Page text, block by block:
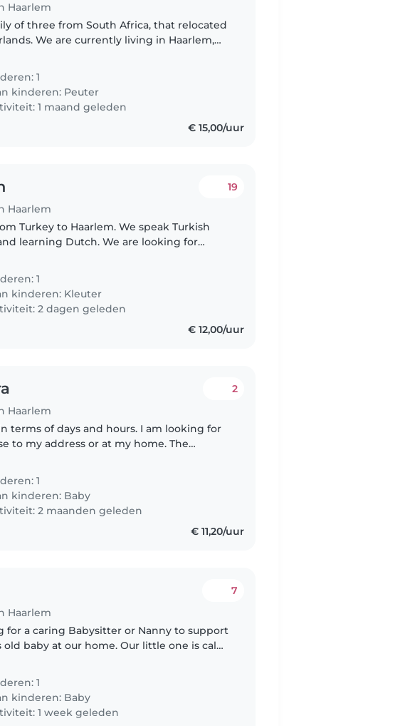
Haarlem
of three from South Africa, that relocated
We are currently living in Haarlem,
1
kinderen: Peuter
1 maand geleden
€ 15,00/uur
Haarlem
19
Turkey to Haarlem. We speak Turkish
learning Dutch. We are looking for
Dutch..
1
kinderen: Kleuter
2 dagen geleden
€ 12,00/uur
Haarlem
2
terms of days and hours. I am looking for
to my address or at my home. The
1
kinderen: Baby
2 maanden geleden
€ 11,20/uur
Haarlem
7
for a caring Babysitter or Nanny to support
baby at our home. Our little one is calm
1
kinderen: Baby
1 week geleden